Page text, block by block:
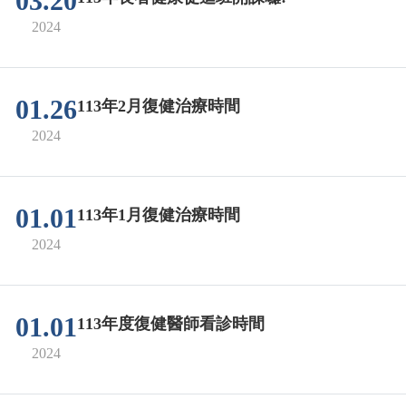
2024
01.26
2024
113年2月復健治療時間
01.01
2024
113年1月復健治療時間
01.01
2024
113年度復健醫師看診時間